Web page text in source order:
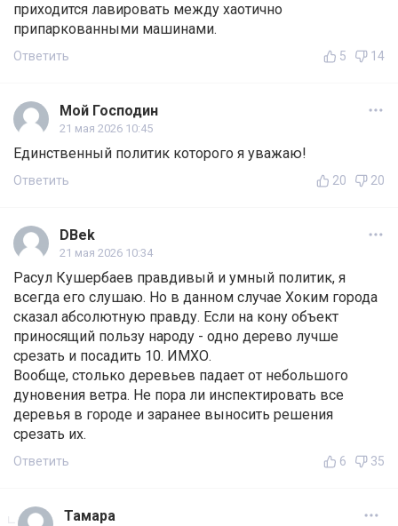
приходится лавировать между хаотично
припаркованными машинами.
Ответить 5 14
Мой Господин
21 мая 2026 10:45
Единственный политик которого я уважаю!
Ответить 20 20
DBek
21 мая 2026 10:34
Расул Кушербаев правдивый и умный политик, я
всегда его слушаю. Но в данном случае Хоким города
сказал абсолютную правду. Если на кону объект
приносящий пользу народу - одно дерево лучше
срезать и посадить 10. ИМХО.
Вообще, столько деревьев падает от небольшого
дуновения ветра. Не пора ли инспектировать все
деревья в городе и заранее выносить решения
срезать их.
Ответить 6 35
Тамара